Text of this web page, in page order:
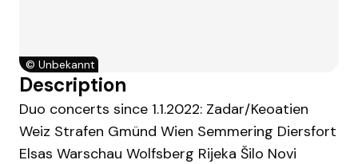
© Unbekannt
Description
Duo concerts since 1.1.2022: Zadar/Keoatien
Weiz Strafen Gmünd Wien Semmering Diersfort
Elsas Warschau Wolfsberg Rijeka Šilo Novi